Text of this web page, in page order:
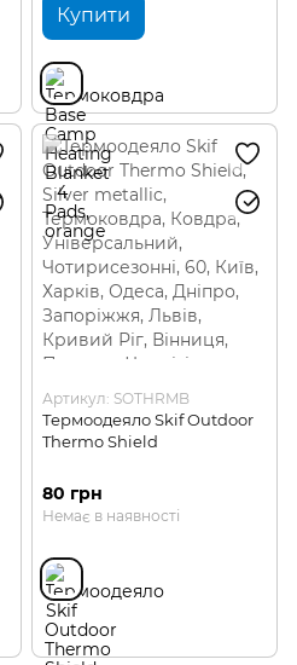
Купити
Артикул: SOTHRMB
Термоодеяло Skif Outdoor
Thermo Shield
80 грн
Немає в наявності